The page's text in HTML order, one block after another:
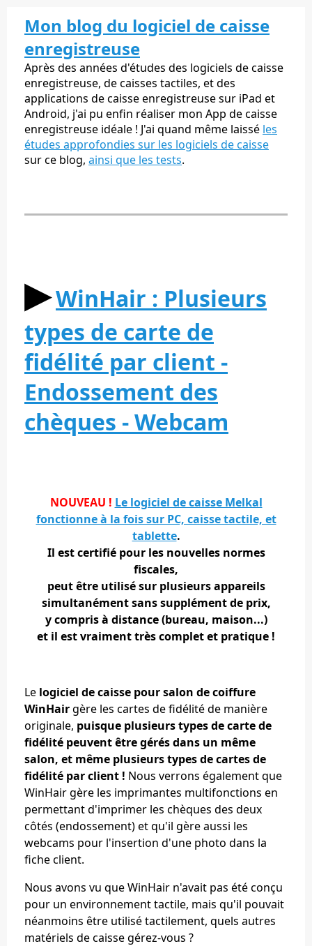
Mon blog du logiciel de caisse
enregistreuse
Après des années d'études des logiciels de caisse
enregistreuse, de caisses tactiles, et des
applications de caisse enregistreuse sur iPad et
Android, j'ai pu enfin réaliser mon App de caisse
enregistreuse idéale ! J'ai quand même laissé les
études approfondies sur les logiciels de caisse
sur ce blog, ainsi que les tests.
▶︎WinHair : Plusieurs
types de carte de
fidélité par client -
Endossement des
chèques - Webcam
NOUVEAU ! Le logiciel de caisse Melkal
fonctionne à la fois sur PC, caisse tactile, et
tablette.
Il est certifié pour les nouvelles normes
fiscales,
peut être utilisé sur plusieurs appareils
simultanément sans supplément de prix,
y compris à distance (bureau, maison...)
et il est vraiment très complet et pratique !
Le logiciel de caisse pour salon de coiffure
WinHairgère les cartes de fidélité de manière
originale, puisque plusieurs types de carte de
fidélité peuvent être gérés dans un même
salon, et même plusieurs types de cartes de
fidélité par client ! Nous verrons également que
WinHair gère les imprimantes multifonctions en
permettant d'imprimer les chèques des deux
côtés (endossement) et qu'il gère aussi les
webcams pour l'insertion d'une photo dans la
fiche client.
Nous avons vu que WinHair n'avait pas été conçu
pour un environnement tactile, mais qu'il pouvait
néanmoins être utilisé tactilement, quels autres
matériels de caisse gérez-vous ?